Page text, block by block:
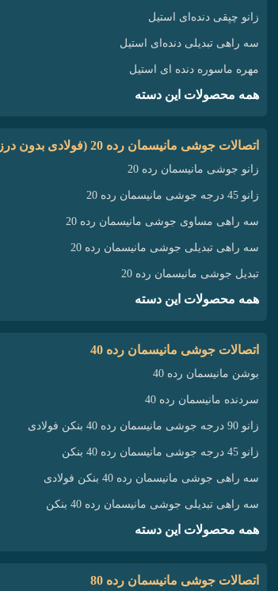
زانو چپقی دنده‌ای استیل
سه راهی تبدیلی دنده‌ای استیل
مهره ماسوره دنده ای استیل
همه محصولات این دسته
اتصالات جوشی مانیسمان رده 20 (فولادی بدون درز)
زانو جوشی مانیسمان رده 20
زانو 45 درجه جوشی مانیسمان رده 20
سه راهی مساوی جوشی مانیسمان رده 20
سه راهی تبدیلی جوشی مانیسمان رده 20
تبدیل جوشی مانیسمان رده 20
همه محصولات این دسته
اتصالات جوشی مانیسمان رده 40
بوشن مانیسمان رده 40
سردنده مانیسمان رده 40
زانو 90 درجه جوشی مانیسمان رده 40 بنکن فولادی
زانو 45 درجه جوشی مانیسمان رده 40 بنکن
سه راهی جوشی مانیسمان رده 40 بنکن فولادی
سه راهی تبدیلی جوشی مانیسمان رده 40 بنکن
همه محصولات این دسته
اتصالات جوشی مانیسمان رده 80